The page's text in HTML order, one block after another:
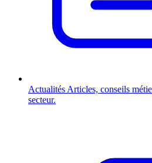
Actualités Articles, conseils
secteur.